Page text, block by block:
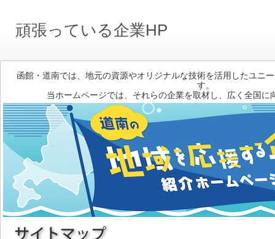
頑張っている企業HP
函館・道南では、地元の資源やオリジナルな技術を活用したユニ
す。
当ホームページでは、それらの企業を取材し、広く全国に